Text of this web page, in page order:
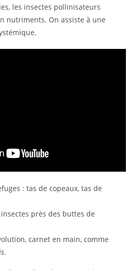
les insectes pollinisateurs
nutriments. On assiste à une
: tas de copeaux, tas de
près des buttes de
carnet en main, comme
.